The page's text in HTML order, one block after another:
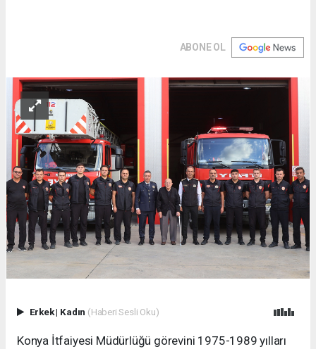
ABONE OL
Erkek| Kadın (Haberi Sesli Oku)
Konya İtfaiyesi Müdürlüğü görevini 1975-1989 yılları